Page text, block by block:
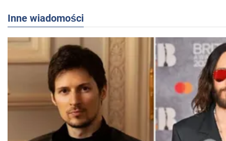
Inne wiadomości